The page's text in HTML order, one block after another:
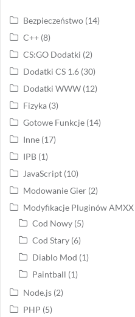
Bezpieczeństwo (14)
C++ (8)
CS:GO Dodatki (2)
Dodatki CS 1.6 (30)
Dodatki WWW (12)
Fizyka (3)
Gotowe Funkcje (14)
Inne (17)
IPB (1)
JavaScript (10)
Modowanie Gier (2)
Modyfikacje Pluginów AMXX
Cod Nowy (5)
Cod Stary (6)
Diablo Mod (1)
Paintball (1)
Node.js (2)
PHP (5)